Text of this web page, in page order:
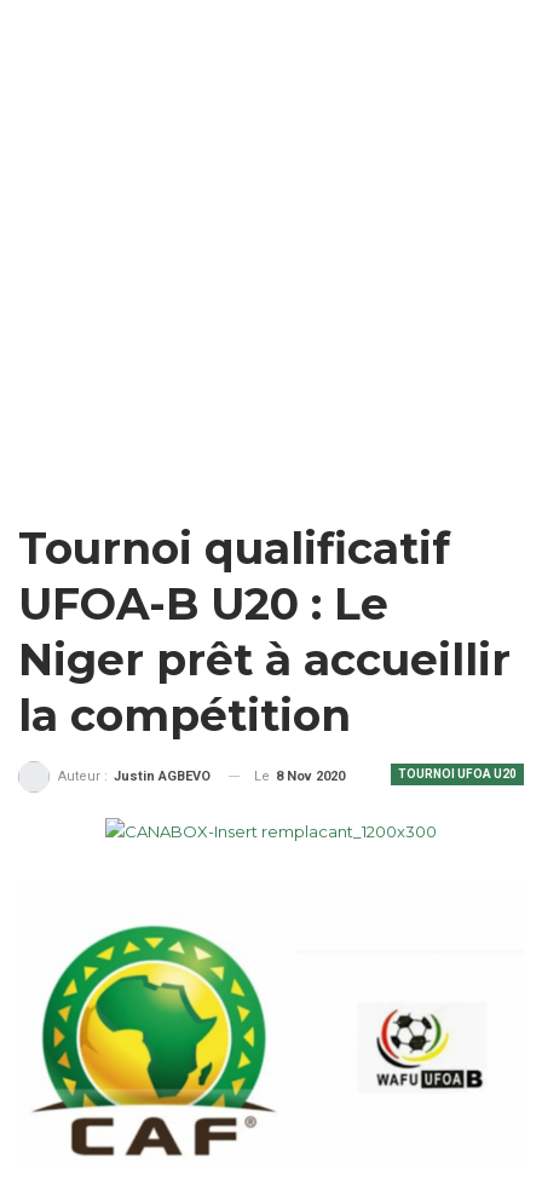
Tournoi qualificatif
UFOA-B U20 : Le
Niger prêt à accueillir
la compétition
TOURNOI UFOA U20
Auteur : Justin AGBEVO Le 8 Nov 2020